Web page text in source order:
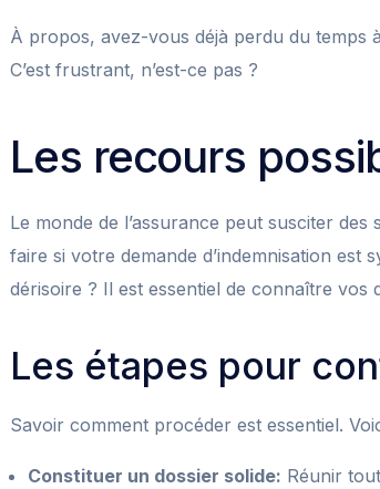
À propos, avez-vous déjà perdu du temps
C’est frustrant, n’est-ce pas ?
Les recours
Le monde de l’assurance peut susciter des
faire si votre demande d’indemnisation est
dérisoire ? Il est essentiel de connaître vos
Les étapes pour
Savoir comment procéder est essentiel.
Constituer un dossier solide: Réunir